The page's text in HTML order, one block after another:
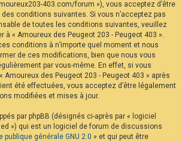
403.com/forum »), vous acceptez d’être
conditions suivantes. Si vous n’acceptez pas
de toutes les conditions suivantes, veuillez
à « Amoureux des Peugeot 203 - Peugeot 403 ».
conditions à n’importe quel moment et nous
de ces modifications, bien que nous vous
par vous-même. En effet, si vous
Amoureux des Peugeot 203 - Peugeot 403 » après
été effectuées, vous acceptez d’être légalement
modifiées et mises à jour.
par phpBB (désignés ci-après par « logiciel
») qui est un logiciel de forum de discussions
publique générale GNU 2.0 » et qui peut être